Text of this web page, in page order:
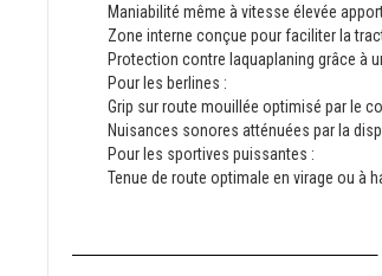
Maniabilité même à vitesse élevée
Zone interne conçue pour faciliter la
Protection contre laquaplaning grâce à
Pour les berlines :
Grip sur route mouillée optimisé par le
Nuisances sonores atténuées par la
Pour les sportives puissantes :
Tenue de route optimale en virage ou à